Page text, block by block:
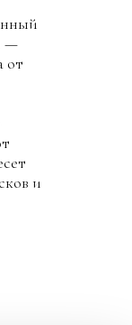
—
от
и